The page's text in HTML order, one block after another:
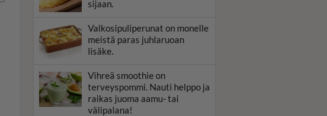
sijaan.
Valkosipuliperunat on monelle
meistä paras juhlaruoan
lisäke.
Vihreä smoothie on
terveyspommi. Nauti helppo ja
raikas juoma aamu- tai
välipalana!